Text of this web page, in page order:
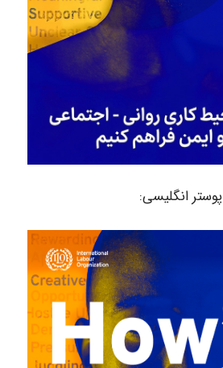
پوستر انگلیسی: